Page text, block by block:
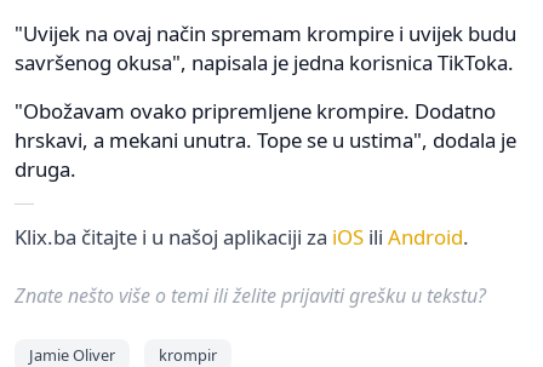
"Uvijek na ovaj način spremam krompire i uvijek budu
savršenog okusa", napisala je jedna korisnica TikToka.
"Obožavam ovako pripremljene krompire. Dodatno
hrskavi, a mekani unutra. Tope se u ustima", dodala je
druga.
Klix.ba čitajte i u našoj aplikaciji za iOS ili Android.
Znate nešto više o temi ili želite prijaviti grešku u tekstu?
Jamie Oliver krompir